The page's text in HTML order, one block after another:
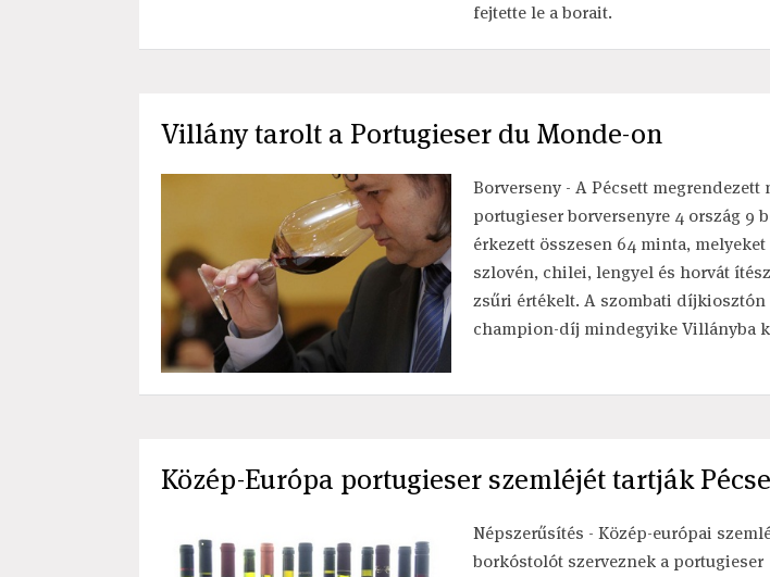
fejtette le a borait.
Villány tarolt a Portugieser du Monde-on
Borverseny - A Pécsett megrendezett
portugieser borversenyre 4 ország 9
érkezett összesen 64 minta, melyeket
szlovén, chilei, lengyel és horvát
zsűri értékelt. A szombati díjkiosztón
champion-díj mindegyike Villányba
Közép-Európa portugieser szemléjét tartják
Népszerűsítés - Közép-európai
borkóstolót szerveznek a portugieser